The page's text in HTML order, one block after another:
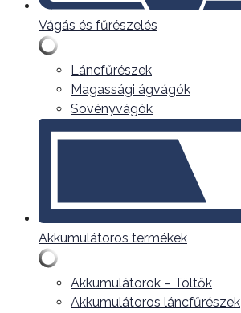
Vágás és fűrészelés
Láncfűrészek
Magassági ágvágók
Sövényvágók
Akkumulátoros termékek
Akkumulátorok – Töltők
Akkumulátoros láncfűrészek